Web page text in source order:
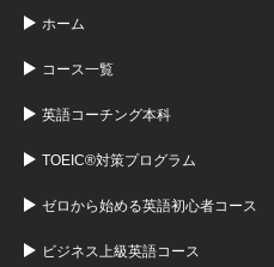
ホーム
コース一覧
英語コーチング本科
TOEIC®対策プログラム
ゼロから始める英語初心者コース
ビジネス上級英語コース